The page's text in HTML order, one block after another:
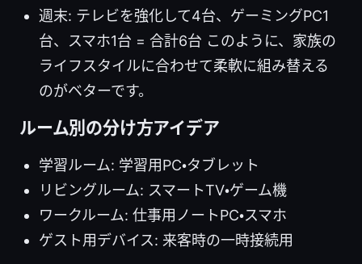
週末: テレビを強化して4台、ゲーミングPC1
台、スマホ1台 = 合計6台 このように、家族の
ライフスタイルに合わせて柔軟に組み替える
のがベターです。
ルーム別の分け方アイデア
学習ルーム: 学習用PC・タブレット
リビングルーム: スマートTV・ゲーム機
ワークルーム: 仕事用ノートPC・スマホ
ゲスト用デバイス: 来客時の一時接続用